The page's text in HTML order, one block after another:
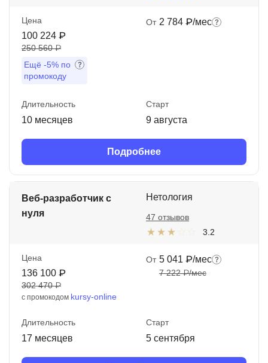
Цена
100 224 ₽
250 560 ₽
Ещё -5% по
промокоду
От 2 784 ₽/мес
Длительность
10 месяцев
Старт
9 августа
Подробнее
Веб-разработчик с
нуля
Нетология
3.2
47 отзывов
Цена
136 100 ₽
302 470 ₽
с промокодом kursy-online
От 5 041 ₽/мес
7 222 ₽/мес
Длительность
17 месяцев
Старт
5 сентября